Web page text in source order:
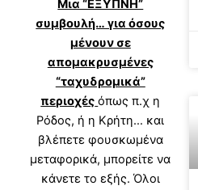
Μια “ΕΞΥΠΝΗ”
συμβουλή… για όσους
μένουν σε
απομακρυσμένες
“ταχυδρομικά”
περιοχές όπως π.χ η
Ρόδος, ή η Κρήτη… και
βλέπετε φουσκωμένα
μεταφορικά, μπορείτε να
κάνετε το εξής. Όλοι